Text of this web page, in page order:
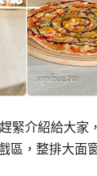
緊介紹給大家
區，整排大面